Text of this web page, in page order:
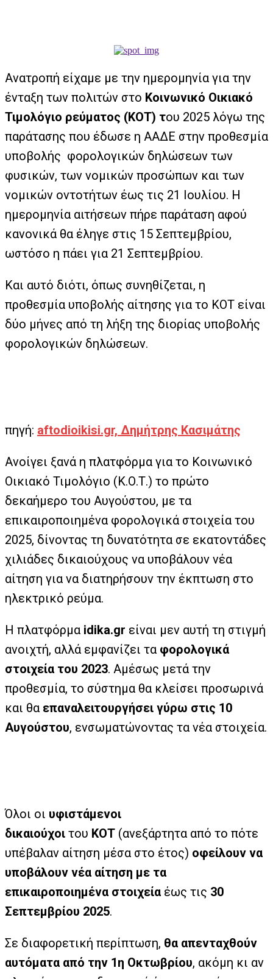
Ανατροπή είχαμε με την ημερομηνία για την
ένταξη των πολιτών στο Κοινωνικό Οικιακό
Τιμολόγιο ρεύματος (ΚΟΤ) του 2025 λόγω της
παράτασης που έδωσε η ΑΑΔΕ στην προθεσμία
υποβολής φορολογικών δηλώσεων των
φυσικών, των νομικών προσώπων και των
νομικών οντοτήτων έως τις 21 Ιουλίου. Η
ημερομηνία αιτήσεων πήρε παράταση αφού
κανονικά θα έληγε στις 15 Σεπτεμβρίου,
ωστόσο η πάει για 21 Σεπτεμβρίου.
Και αυτό διότι, όπως συνηθίζεται, η
προθεσμία υποβολής αίτησης για το ΚΟΤ είναι
δύο μήνες από τη λήξη της διορίας υποβολής
φορολογικών δηλώσεων.
πηγή: aftodioikisi.gr, Δημήτρης Κασιμάτης
Ανοίγει ξανά η πλατφόρμα για το Κοινωνικό
Οικιακό Τιμολόγιο (Κ.Ο.Τ.) το πρώτο
δεκαήμερο του Αυγούστου, με τα
επικαιροποιημένα φορολογικά στοιχεία του
2025, δίνοντας τη δυνατότητα σε εκατοντάδες
χιλιάδες δικαιούχους να υποβάλουν νέα
αίτηση για να διατηρήσουν την έκπτωση στο
ηλεκτρικό ρεύμα.
Η πλατφόρμα idika.gr είναι μεν αυτή τη στιγμή
ανοιχτή, αλλά εμφανίζει τα φορολογικά
στοιχεία του 2023. Αμέσως μετά την
προθεσμία, το σύστημα θα κλείσει προσωρινά
και θα επαναλειτουργήσει γύρω στις 10
Αυγούστου, ενσωματώνοντας τα νέα στοιχεία.
Όλοι οι υφιστάμενοι
δικαιούχοι του ΚΟΤ (ανεξάρτητα από το πότε
υπέβαλαν αίτηση μέσα στο έτος) οφείλουν να
υποβάλουν νέα αίτηση με τα
επικαιροποιημένα στοιχεία έως τις 30
Σεπτεμβρίου 2025.
Σε διαφορετική περίπτωση, θα απενταχθούν
αυτόματα από την 1η Οκτωβρίου, ακόμη κι αν